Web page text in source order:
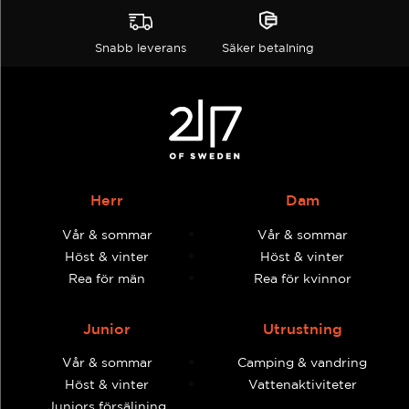
Snabb leverans Säker betalning
Herr
Vår & sommar
Höst & vinter
Rea för män
Dam
Vår & sommar
Höst & vinter
Rea för kvinnor
Junior
Vår & sommar
Höst & vinter
Juniors försäljning
Utrustning
Camping & vandring
Vattenaktiviteter